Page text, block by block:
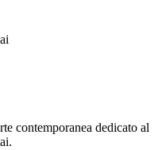
contemporanea dedicato al